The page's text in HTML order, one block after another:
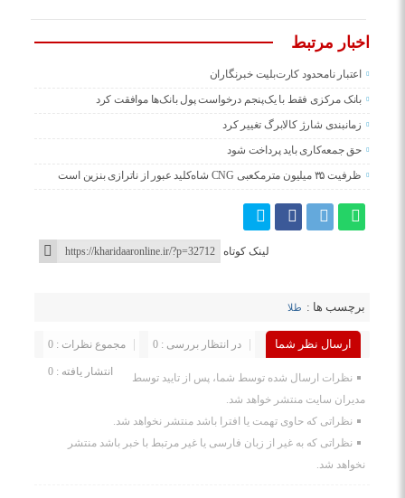
اخبار مرتبط
اعتبار نامحدود کارت‌بلیت خبرنگاران
بانک مرکزی فقط با یک‌‎پنجم درخواست پول بانک‌ها موافقت کرد
زمانبندی شارژ کالابرگ تغییر کرد
حق جمعه‌کاری باید پرداخت شود
ظرفیت ۳۵ میلیون مترمکعبی CNG شاه‌کلید عبور از ناترازی بنزین است
لینک کوتاه
برچسب ها : طلا
ارسال نظر شما مجموع نظرات : 0 در انتظار بررسی : 0
انتشار یافته : 0
نظرات ارسال شده توسط شما، پس از تایید توسط
مدیران سایت منتشر خواهد شد.
نظراتی که حاوی تهمت یا افترا باشد منتشر نخواهد شد.
نظراتی که به غیر از زبان فارسی یا غیر مرتبط با خبر باشد منتشر
نخواهد شد.